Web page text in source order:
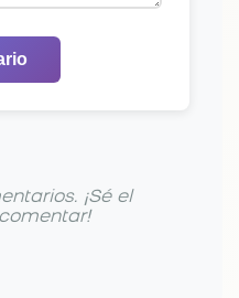
¡Sé el